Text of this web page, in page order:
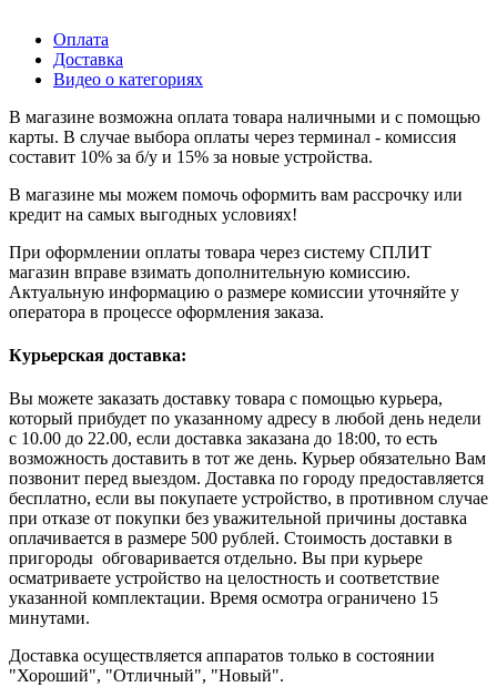
Оплата
Доставка
Видео о категориях
В магазине возможна оплата товара наличными и с помощью
карты. В случае выбора оплаты через терминал - комиссия
составит 10% за б/у и 15% за новые устройства.
В магазине мы можем помочь оформить вам рассрочку или
кредит на самых выгодных условиях!
При оформлении оплаты товара через систему СПЛИТ
магазин вправе взимать дополнительную комиссию.
Актуальную информацию о размере комиссии уточняйте у
оператора в процессе оформления заказа.
Курьерская доставка:
Вы можете заказать доставку товара с помощью курьера,
который прибудет по указанному адресу в любой день недели
с 10.00 до 22.00, если доставка заказана до 18:00, то есть
возможность доставить в тот же день. Курьер обязательно Вам
позвонит перед выездом. Доставка по городу предоставляется
бесплатно, если вы покупаете устройство, в противном случае
при отказе от покупки без уважительной причины доставка
оплачивается в размере 500 рублей. Стоимость доставки в
пригороды обговаривается отдельно. Вы при курьере
осматриваете устройство на целостность и соответствие
указанной комплектации. Время осмотра ограничено 15
минутами.
Доставка осуществляется аппаратов только в состоянии
"Хороший", "Отличный", "Новый".